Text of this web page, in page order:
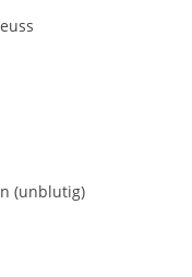
(unblutig)